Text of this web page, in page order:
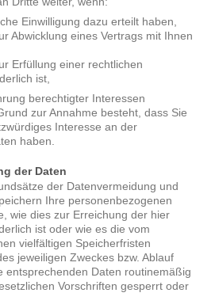
Einwilligung dazu erteilt haben,
Abwicklung eines Vertrags mit Ihnen
Erfüllung einer rechtlichen
ist,
berechtigter Interessen
zur Annahme besteht, dass Sie
Interesse an der
haben.
der Daten
der Datenvermeidung und
Ihre personenbezogenen
wie dies zur Erreichung der hier
ist oder wie es die vom
vielfältigen Speicherfristen
jeweiligen Zweckes bzw. Ablauf
entsprechenden Daten routinemäßig
Vorschriften gesperrt oder